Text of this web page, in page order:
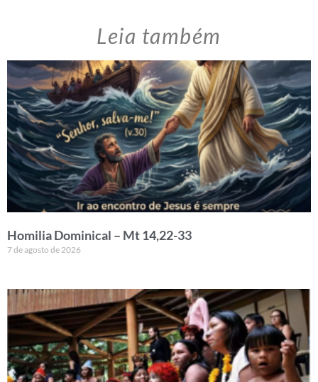
Leia também
Homilia Dominical – Mt 14,22-33
7 de agosto de 2026